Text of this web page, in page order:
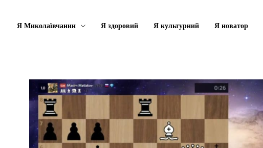
Я Миколаївчанин Я здоровий Я культурний Я новатор